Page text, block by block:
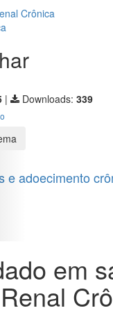
Crônica
| Downloads: 339
e adoecimento
em